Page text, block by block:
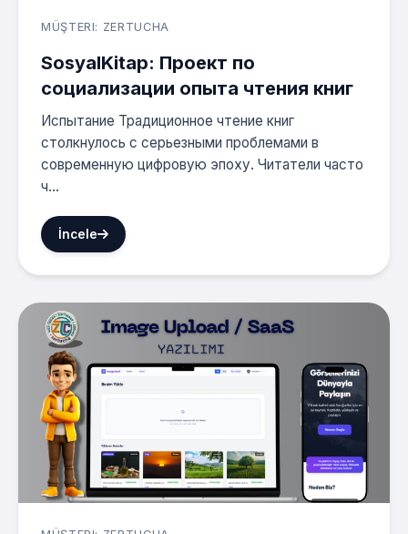
MÜŞTERI: ZERTUCHA
SosyalKitap: Проект по
социализации опыта чтения книг
Испытание Традиционное чтение книг
столкнулось с серьезными проблемами в
современную цифровую эпоху. Читатели часто
ч...
İncele